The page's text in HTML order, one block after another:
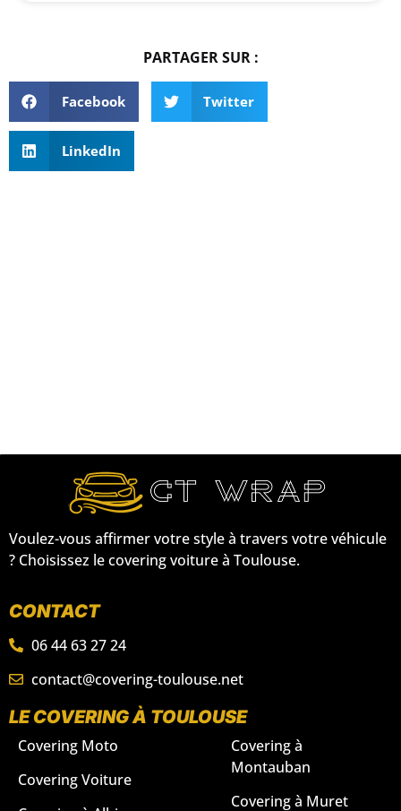
PARTAGER SUR :
Facebook Twitter
LinkedIn
Voulez-vous affirmer votre style à travers votre véhicule
? Choisissez le covering voiture à Toulouse.
CONTACT
06 44 63 27 24
contact@covering-toulouse.net
LE COVERING À TOULOUSE
Covering Moto
Covering Voiture
Covering à
Montauban
Covering à Muret